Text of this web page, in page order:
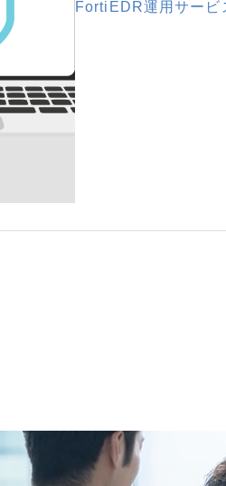
FortiEDR運用サービ